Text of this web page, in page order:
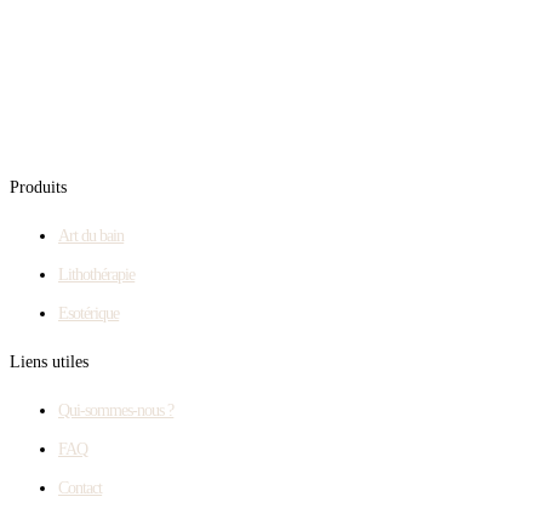
Produits
Art du bain
Lithothérapie
Esotérique
Liens utiles
Qui-sommes-nous ?
FAQ
Contact